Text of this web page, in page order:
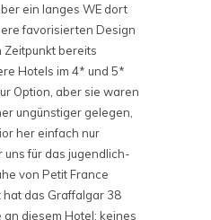
ein langes WE dort
favorisierten Design
Zeitpunkt bereits
Hotels im 4* und 5*
Option, aber sie waren
ungünstiger gelegen,
her einfach nur
für das jugendlich-
von Petit France
das Graffalgar 38
diesem Hotel: keines